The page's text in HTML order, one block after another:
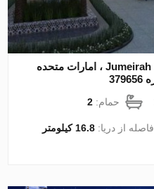
آپارتمان در Jumeirah Golf Estates، Dubai ، امارات متحده
حمام:2
فاصله از دریا:16.8 کیلومتر